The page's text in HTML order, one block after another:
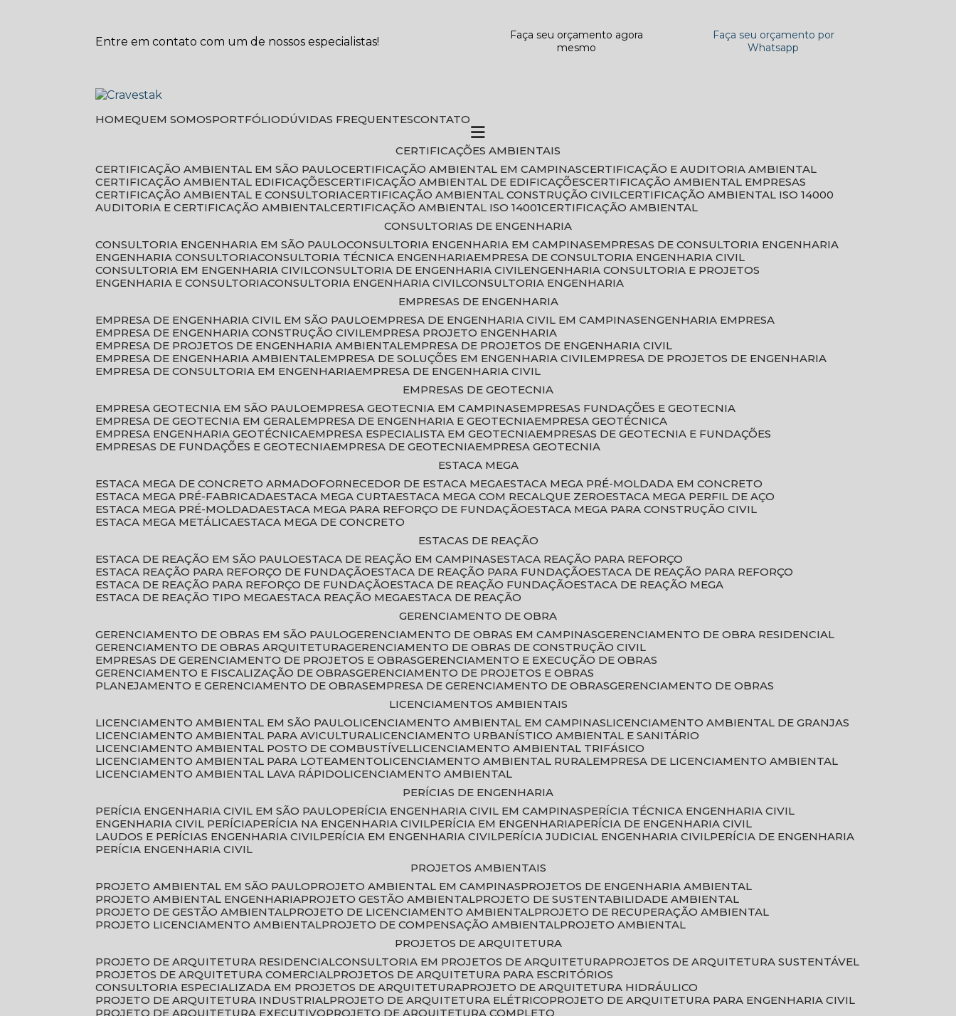
Entre em contato com um de nossos especialistas!
Faça seu orçamento agora
mesmo
Faça seu orçamento por
Whatsapp
HOME QUEM SOMOS PORTFÓLIO DÚVIDAS FREQUENTES CONTATO
CERTIFICAÇÕES AMBIENTAIS
CERTIFICAÇÃO AMBIENTAL EM SÃO PAULO
CERTIFICAÇÃO AMBIENTAL EM CAMPINAS
CERTIFICAÇÃO E AUDITORIA AMBIENTAL
CERTIFICAÇÃO AMBIENTAL EDIFICAÇÕES
CERTIFICAÇÃO AMBIENTAL DE EDIFICAÇÕES
CERTIFICAÇÃO AMBIENTAL EMPRESAS
CERTIFICAÇÃO AMBIENTAL E CONSULTORIA
CERTIFICAÇÃO AMBIENTAL CONSTRUÇÃO CIVIL
CERTIFICAÇÃO AMBIENTAL ISO 14000
AUDITORIA E CERTIFICAÇÃO AMBIENTAL
CERTIFICAÇÃO AMBIENTAL ISO 14001
CERTIFICAÇÃO AMBIENTAL
CONSULTORIAS DE ENGENHARIA
CONSULTORIA ENGENHARIA EM SÃO PAULO CONSULTORIA ENGENHARIA EM CAMPINAS
EMPRESAS DE CONSULTORIA ENGENHARIA
ENGENHARIA CONSULTORIA CONSULTORIA TÉCNICA ENGENHARIA EMPRESA DE CONSULTORIA ENGENHARIA CIVIL
CONSULTORIA EM ENGENHARIA CIVIL CONSULTORIA DE ENGENHARIA CIVIL ENGENHARIA CONSULTORIA E PROJETOS
ENGENHARIA E CONSULTORIA CONSULTORIA ENGENHARIA CIVIL CONSULTORIA ENGENHARIA
EMPRESAS DE ENGENHARIA
EMPRESA DE ENGENHARIA CIVIL EM SÃO PAULO
EMPRESA DE ENGENHARIA CIVIL EM CAMPINAS
ENGENHARIA EMPRESA
EMPRESA DE ENGENHARIA CONSTRUÇÃO CIVIL EMPRESA PROJETO ENGENHARIA
EMPRESA DE PROJETOS DE ENGENHARIA AMBIENTAL EMPRESA DE PROJETOS DE ENGENHARIA CIVIL
EMPRESA DE ENGENHARIA AMBIENTAL EMPRESA DE SOLUÇÕES EM ENGENHARIA CIVIL EMPRESA DE PROJETOS DE ENGENHARIA
EMPRESA DE CONSULTORIA EM ENGENHARIA EMPRESA DE ENGENHARIA CIVIL
EMPRESAS DE GEOTECNIA
EMPRESA GEOTECNIA EM SÃO PAULO
EMPRESA GEOTECNIA EM CAMPINAS
EMPRESAS FUNDAÇÕES E GEOTECNIA
EMPRESA DE GEOTECNIA EM GERAL EMPRESA DE ENGENHARIA E GEOTECNIA EMPRESA GEOTÉCNICA
EMPRESA ENGENHARIA GEOTÉCNICA EMPRESA ESPECIALISTA EM GEOTECNIA EMPRESAS DE GEOTECNIA E FUNDAÇÕES
EMPRESAS DE FUNDAÇÕES E GEOTECNIA EMPRESA DE GEOTECNIA EMPRESA GEOTECNIA
ESTACA MEGA
ESTACA MEGA DE CONCRETO ARMADO
FORNECEDOR DE ESTACA MEGA ESTACA MEGA PRÉ-MOLDADA EM CONCRETO
ESTACA MEGA PRÉ-FABRICADA ESTACA MEGA CURTA ESTACA MEGA COM RECALQUE ZERO
ESTACA MEGA PERFIL DE AÇO
ESTACA MEGA PRÉ-MOLDADA ESTACA MEGA PARA REFORÇO DE FUNDAÇÃO
ESTACA MEGA PARA CONSTRUÇÃO CIVIL
ESTACA MEGA METÁLICA ESTACA MEGA DE CONCRETO
ESTACAS DE REAÇÃO
ESTACA DE REAÇÃO EM SÃO PAULO
ESTACA DE REAÇÃO EM CAMPINAS
ESTACA REAÇÃO PARA REFORÇO
ESTACA REAÇÃO PARA REFORÇO DE FUNDAÇÃO
ESTACA DE REAÇÃO PARA FUNDAÇÃO
ESTACA DE REAÇÃO PARA REFORÇO
ESTACA DE REAÇÃO PARA REFORÇO DE FUNDAÇÃO
ESTACA DE REAÇÃO FUNDAÇÃO
ESTACA DE REAÇÃO MEGA
ESTACA DE REAÇÃO TIPO MEGA ESTACA REAÇÃO MEGA ESTACA DE REAÇÃO
GERENCIAMENTO DE OBRA
GERENCIAMENTO DE OBRAS EM SÃO PAULO
GERENCIAMENTO DE OBRAS EM CAMPINAS
GERENCIAMENTO DE OBRA RESIDENCIAL
GERENCIAMENTO DE OBRAS ARQUITETURA
GERENCIAMENTO DE OBRAS DE CONSTRUÇÃO CIVIL
EMPRESAS DE GERENCIAMENTO DE PROJETOS E OBRAS
GERENCIAMENTO E EXECUÇÃO DE OBRAS
GERENCIAMENTO E FISCALIZAÇÃO DE OBRAS
GERENCIAMENTO DE PROJETOS E OBRAS
PLANEJAMENTO E GERENCIAMENTO DE OBRAS
EMPRESA DE GERENCIAMENTO DE OBRAS
GERENCIAMENTO DE OBRAS
LICENCIAMENTOS AMBIENTAIS
LICENCIAMENTO AMBIENTAL EM SÃO PAULO LICENCIAMENTO AMBIENTAL EM CAMPINAS LICENCIAMENTO AMBIENTAL DE GRANJAS
LICENCIAMENTO AMBIENTAL PARA AVICULTURA LICENCIAMENTO URBANÍSTICO AMBIENTAL E SANITÁRIO
LICENCIAMENTO AMBIENTAL POSTO DE COMBUSTÍVEL LICENCIAMENTO AMBIENTAL TRIFÁSICO
LICENCIAMENTO AMBIENTAL PARA LOTEAMENTO LICENCIAMENTO AMBIENTAL RURAL EMPRESA DE LICENCIAMENTO AMBIENTAL
LICENCIAMENTO AMBIENTAL LAVA RÁPIDO LICENCIAMENTO AMBIENTAL
PERÍCIAS DE ENGENHARIA
PERÍCIA ENGENHARIA CIVIL EM SÃO PAULO
PERÍCIA ENGENHARIA CIVIL EM CAMPINAS
PERÍCIA TÉCNICA ENGENHARIA CIVIL
ENGENHARIA CIVIL PERÍCIA
PERÍCIA NA ENGENHARIA CIVIL PERÍCIA EM ENGENHARIA
PERÍCIA DE ENGENHARIA CIVIL
LAUDOS E PERÍCIAS ENGENHARIA CIVIL
PERÍCIA EM ENGENHARIA CIVIL PERÍCIA JUDICIAL ENGENHARIA CIVIL
PERÍCIA DE ENGENHARIA
PERÍCIA ENGENHARIA CIVIL
PROJETOS AMBIENTAIS
PROJETO AMBIENTAL EM SÃO PAULO
PROJETO AMBIENTAL EM CAMPINAS
PROJETOS DE ENGENHARIA AMBIENTAL
PROJETO AMBIENTAL ENGENHARIA
PROJETO GESTÃO AMBIENTAL
PROJETO DE SUSTENTABILIDADE AMBIENTAL
PROJETO DE GESTÃO AMBIENTAL
PROJETO DE LICENCIAMENTO AMBIENTAL
PROJETO DE RECUPERAÇÃO AMBIENTAL
PROJETO LICENCIAMENTO AMBIENTAL
PROJETO DE COMPENSAÇÃO AMBIENTAL
PROJETO AMBIENTAL
PROJETOS DE ARQUITETURA
PROJETO DE ARQUITETURA RESIDENCIAL CONSULTORIA EM PROJETOS DE ARQUITETURA
PROJETOS DE ARQUITETURA SUSTENTÁVEL
PROJETOS DE ARQUITETURA COMERCIAL
PROJETOS DE ARQUITETURA PARA ESCRITÓRIOS
CONSULTORIA ESPECIALIZADA EM PROJETOS DE ARQUITETURA
PROJETO DE ARQUITETURA HIDRÁULICO
PROJETO DE ARQUITETURA INDUSTRIAL
PROJETO DE ARQUITETURA ELÉTRICO
PROJETO DE ARQUITETURA PARA ENGENHARIA CIVIL
PROJETO DE ARQUITETURA EXECUTIVO
PROJETO DE ARQUITETURA COMPLETO